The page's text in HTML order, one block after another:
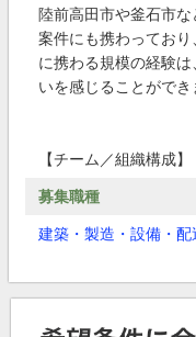
陸前高田市や釜石市
案件にも携わってお
に携わる規模の経験
いを感じることができ
【チーム／組織構成】
募集職種
建築・製造・設備・配